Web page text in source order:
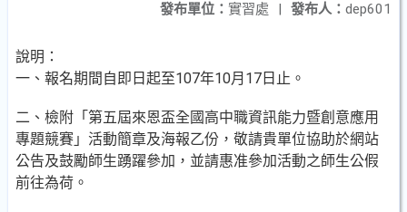
發布人： dep601
發布單位： 實習處 |
說明：
一、報名期間自即日起至107年10月17日止。
二、檢附「第五屆來恩盃全國高中職資訊能力暨創意應用
專題競賽」活動簡章及海報乙份，敬請貴單位協助於網站
公告及鼓勵師生踴躍參加，並請惠准參加活動之師生公假
前往為荷。